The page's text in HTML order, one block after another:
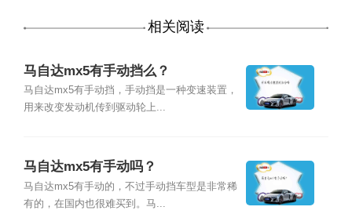
相关阅读
马自达mx5有手动挡么？
马自达mx5有手动挡，手动挡是一种变速装置，
用来改变发动机传到驱动轮上...
马自达mx5有手动吗？
马自达mx5有手动的，不过手动挡车型是非常稀
有的，在国内也很难买到。马...